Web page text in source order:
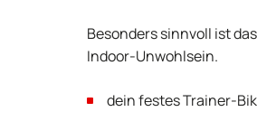
Besonders sinnvoll ist
Indoor-Unwohlsein.
dein festes Trainer-